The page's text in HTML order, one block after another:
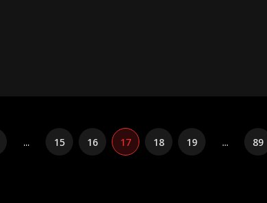
... 15 16 17 18 19 ... 89